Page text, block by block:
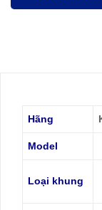
Hãng
Model
Loại khung